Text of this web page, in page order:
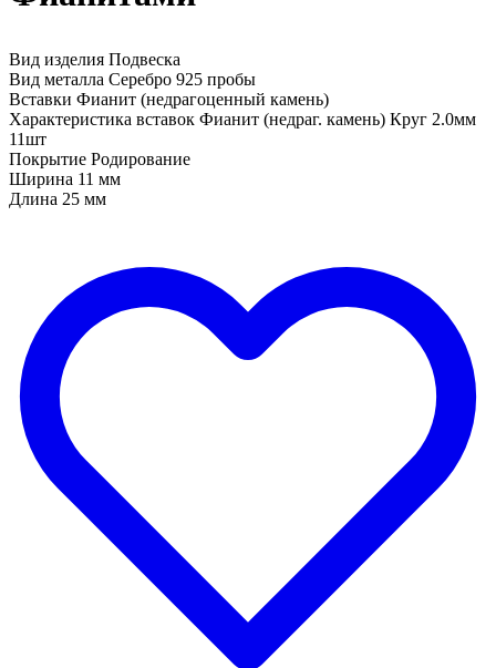
Вид изделия Подвеска
Вид металла Серебро 925 пробы
Вставки Фианит (недрагоценный камень)
Характеристика вставок Фианит (недраг. камень) Круг 2.0мм
11шт
Покрытие Родирование
Ширина 11 мм
Длина 25 мм